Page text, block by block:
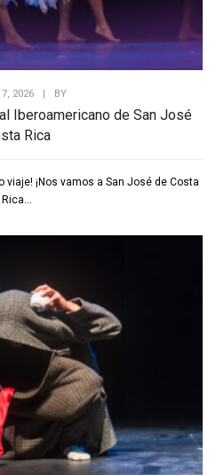
2026 | BY
Iberoamericano de San José
Rica
viaje! ¡Nos vamos a San José de Costa
Rica...